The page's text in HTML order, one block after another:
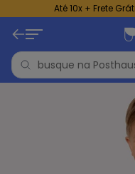
Até 10x + Frete